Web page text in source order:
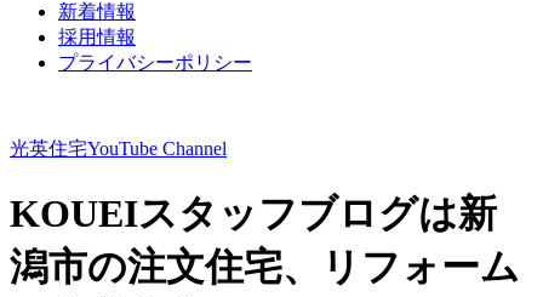
新着情報
採用情報
プライバシーポリシー
光英住宅YouTube Channel
KOUEIスタッフブログは新
潟市の注文住宅、リフォーム